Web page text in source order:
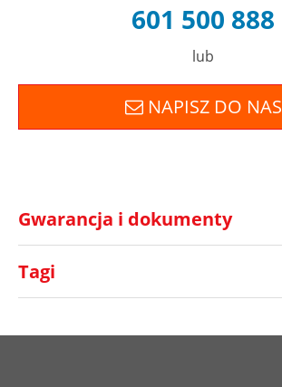
601 500 888
lub
NAPISZ DO NAS
Gwarancja i dokumenty
Tagi